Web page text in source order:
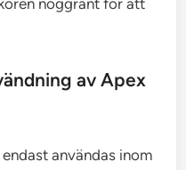
noggrant för att
av Apex
användas inom